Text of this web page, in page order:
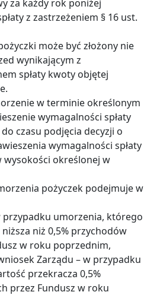
za każdy rok poniżej
z zastrzeżeniem § 16 ust.
może być złożony nie
wynikającym z
spłaty kwoty objętej
w terminie określonym
wymagalności spłaty
czasu podjęcia decyzji o
wymagalności spłaty
wysokości określonej w
pożyczek podejmuje w
przypadku umorzenia, którego
niż 0,5% przychodów
w roku poprzednim,
Zarządu – w przypadku
przekracza 0,5%
przez Fundusz w roku